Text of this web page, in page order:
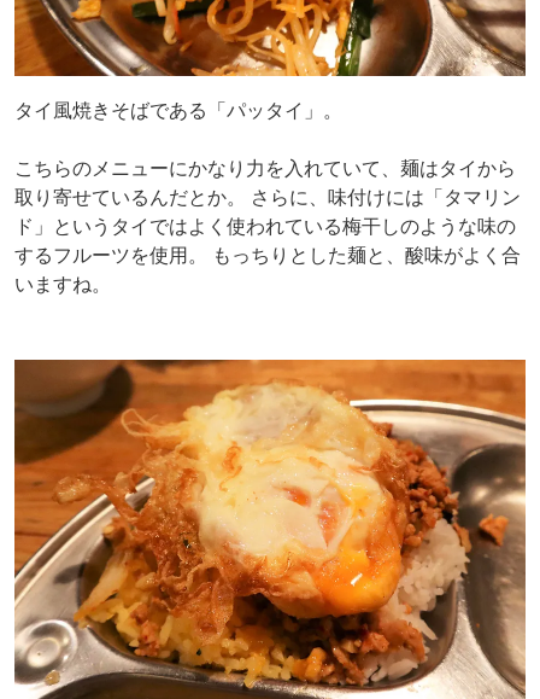
タイ風焼きそばである「パッタイ」。
こちらのメニューにかなり力を入れていて、麺はタイから
取り寄せているんだとか。 さらに、味付けには「タマリン
ド」というタイではよく使われている梅干しのような味の
するフルーツを使用。 もっちりとした麺と、酸味がよく合
いますね。